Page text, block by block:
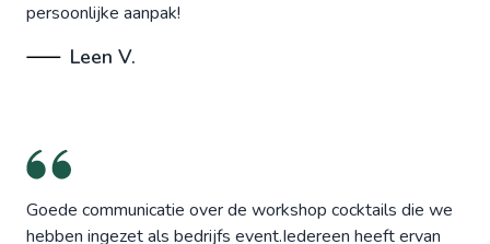
persoonlijke aanpak!
Leen V.
Goede communicatie over de workshop cocktails die we
hebben ingezet als bedrijfs event.Iedereen heeft ervan